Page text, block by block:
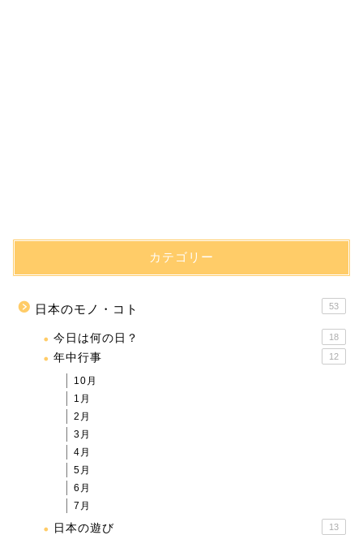
カテゴリー
日本のモノ・コト 53
今日は何の日？ 18
年中行事 12
10月
1月
2月
3月
4月
5月
6月
7月
日本の遊び 13